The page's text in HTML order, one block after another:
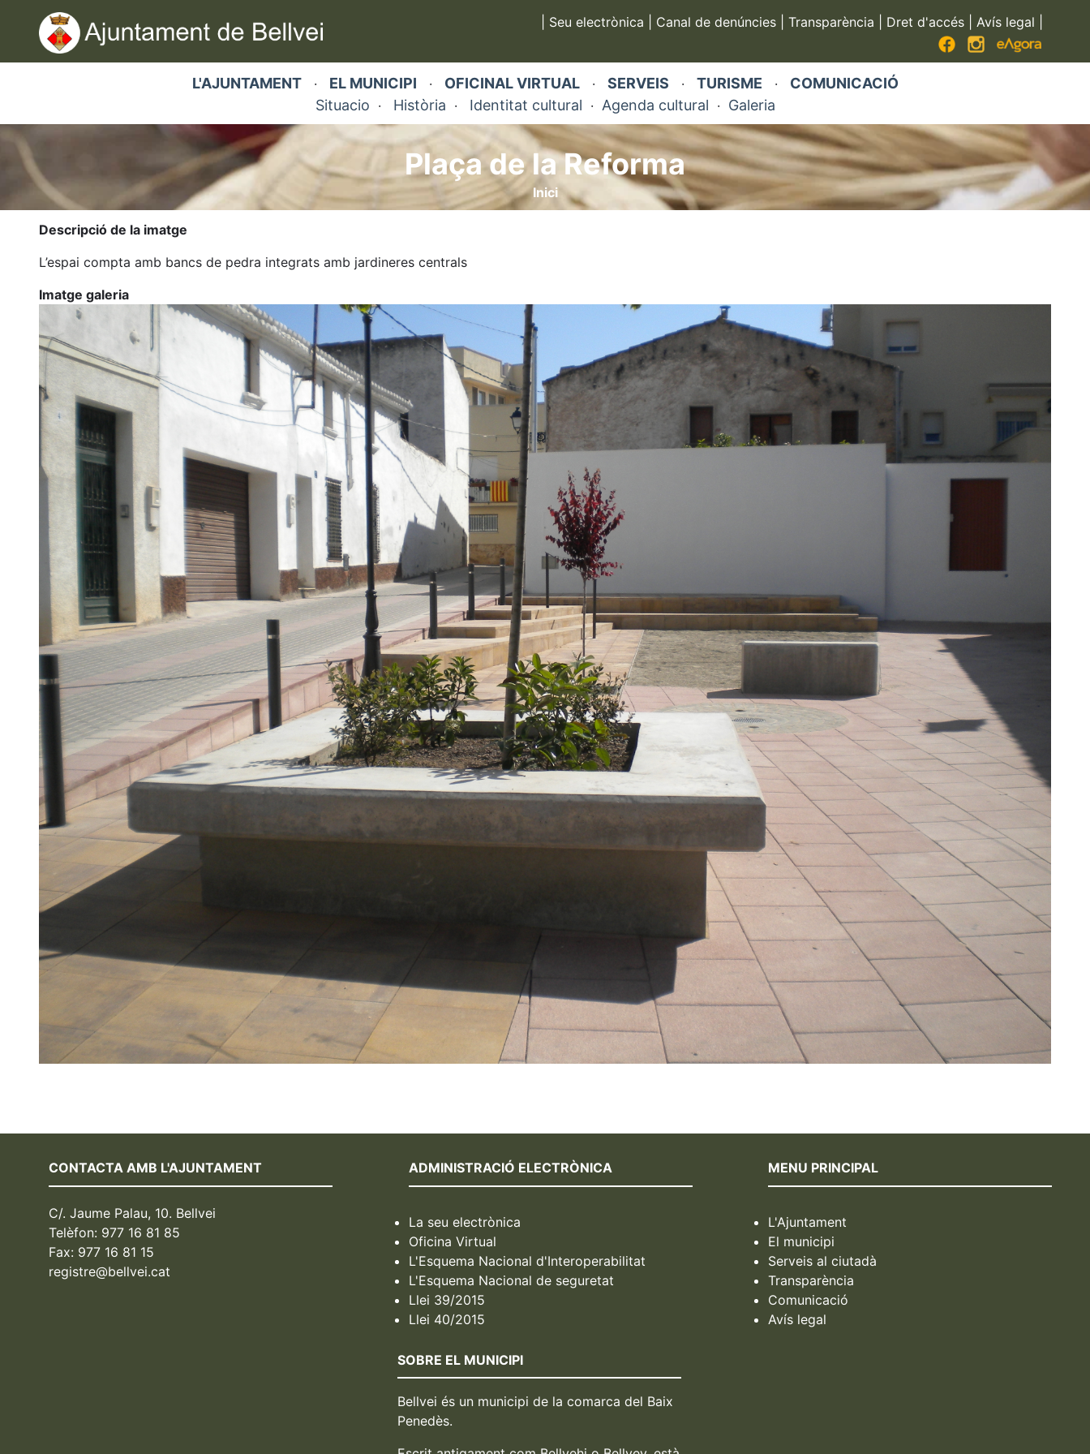
contingut
Seu electrònica Canal de denúncies Transparència Dret d'accés Avís legal
L'AJUNTAMENT· EL MUNICIPI · OFICINAL VIRTUAL· SERVEIS · TURISME · COMUNICACIÓ
Situacio · Història · Identitat cultural · Agenda cultural · Galeria
Plaça de la Reforma
Fil
d'ariadna
Inici
Descripció de la imatge
L’espai compta amb bancs de pedra integrats amb jardineres centrals
Imatge galeria
CONTACTA AMB L'AJUNTAMENT
C/. Jaume Palau, 10. Bellvei
Telèfon: 977 16 81 85
Fax: 977 16 81 15
registre@bellvei.cat
ADMINISTRACIÓ ELECTRÒNICA
La seu electrònica
Oficina Virtual
L'Esquema Nacional d'Interoperabilitat
L'Esquema Nacional de seguretat
Llei 39/2015
Llei 40/2015
MENU PRINCIPAL
L'Ajuntament
El municipi
Serveis al ciutadà
Transparència
Comunicació
Avís legal
SOBRE EL MUNICIPI
Bellvei és un municipi de la comarca del Baix
Penedès.